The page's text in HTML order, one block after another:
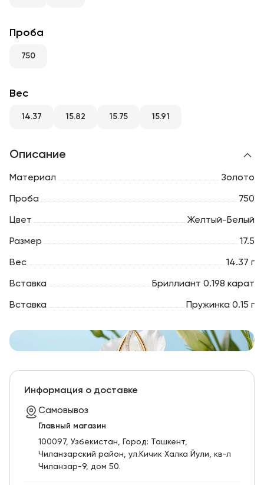
Проба
750
Вес
14.37 15.82 15.75 15.91
Описание
Материал Золото
Проба 750
Цвет Желтый-Белый
Размер 17.5
Вес 14.37 г
Вставка Бриллиант 0.198 карат
Вставка Пружинка 0.15 г
Информация о доставке
Самовывоз
Главный магазин
100097, Узбекистан, Город: Ташкент,
Чиланзарский pайон, ул.Кичик Халка Йули, кв-л
Чиланзар-9, дом 50.